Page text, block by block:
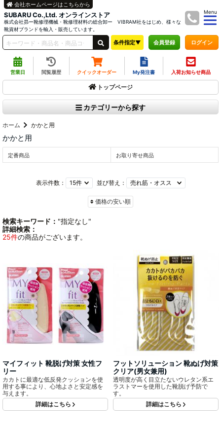
SUBARU Co.,Ltd. オンラインストア
株式会社昴ー靴修理機械・靴修理材料の総合卸ー VIBRAM社をはじめ、様々な
靴資材ブランドを輸入・販売しています。
Menu
会社ホームページはこちらから
条件指定▼ 会員登録 ログイン
営業日 閲覧履歴 クイックオーダー My発注書 入荷お知らせ商品
トップページ
カテゴリーから探す
ホーム かかと用
かかと用
定番商品 お取り寄せ商品
表示件数： 並び替え：
価格の安い順
検索キーワード： "指定なし"
詳細検索：
25件の商品がございます。
マイフィット 靴脱げ対策 女性フ
リー
カカトに最適な低反発クッションを使
用する事により、心地よさと安定感を
与えます。
詳細はこちら
フットソリューション 靴ぬげ対策
クリア(男女兼用)
透明度が高く目立たないウレタン系エ
ラストマーを使用した靴脱げ予防で
す。
詳細はこちら